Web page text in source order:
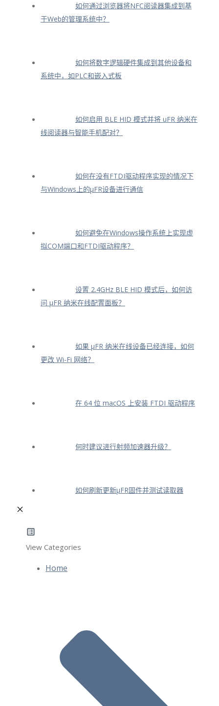
如何通过浏览器将NFC阅读器集成到基
于Web的管理系统中？
如何将数字逻辑硬件集成到其他设备和
系统中，如PLC和嵌入式板
如何启用 BLE HID 模式并将 uFR 纳米在
线阅读器与智能手机配对？
如何在没有FTDI驱动程序实现的情况下
与Windows上的μFR设备进行通信
如何避免在Windows操作系统上实现虚
拟COM端口和FTDI驱动程序？
设置 2.4GHz BLE HID 模式后，如何访
问 μFR 纳米在线配置面板？
如果 μFR 纳米在线设备已经连接，如何
更改 Wi-Fi 网络？
在 64 位 macOS 上安装 FTDI 驱动程序
何时建议进行射频加速器升级？
如何刷新更新μFR固件并测试读取器
View Categories
Home